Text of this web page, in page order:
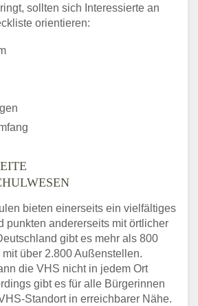
sollten sich Interessierte an
orientieren:
bieten einerseits ein vielfältiges
punkten andererseits mit örtlicher
gibt es mehr als 800
über 2.800 Außenstellen.
die VHS nicht in jedem Ort
gibt es für alle Bürgerinnen
Standort in erreichbarer Nähe.